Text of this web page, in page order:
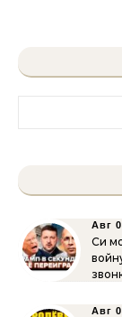
Авг
Си
Авг